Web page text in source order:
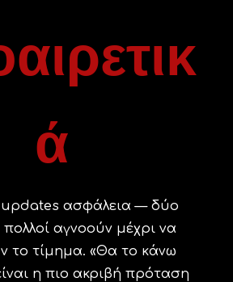
ά
updates ασφάλεια — δύο
πολλοί αγνοούν μέχρι να
το τίμημα. «Θα το κάνω
η πιο ακριβή πρόταση